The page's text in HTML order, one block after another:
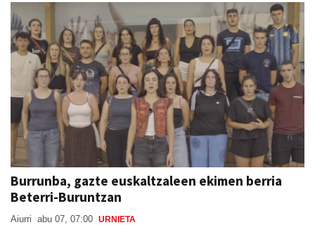
Burrunba, gazte euskaltzaleen ekimen berria
Beterri-Buruntzan
Aiurri abu 07, 07:00 URNIETA